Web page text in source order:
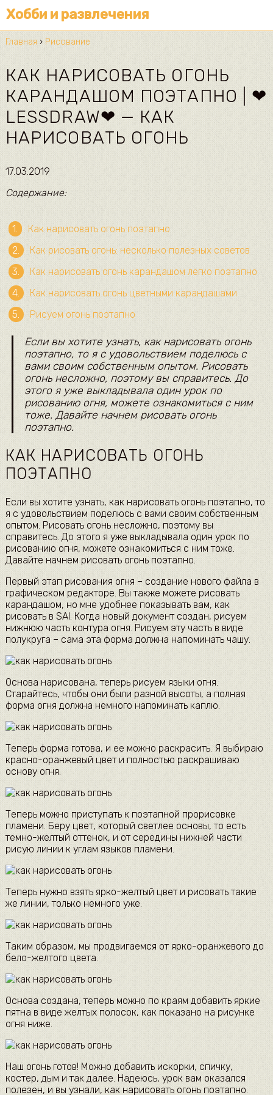
Хобби и развлечения
Главная › Рисование
КАК НАРИСОВАТЬ ОГОНЬ
КАРАНДАШОМ ПОЭТАПНО | ❤
LESSDRAW❤ — КАК
НАРИСОВАТЬ ОГОНЬ
17.03.2019
Содержание:
Как нарисовать огонь поэтапно
Как рисовать огонь: несколько полезных советов
Как нарисовать огонь карандашом легко поэтапно
Как нарисовать огонь цветными карандашами
Рисуем огонь поэтапно
Если вы хотите узнать, как нарисовать огонь
поэтапно, то я с удовольствием поделюсь с
вами своим собственным опытом. Рисовать
огонь несложно, поэтому вы справитесь. До
этого я уже выкладывала один урок по
рисованию огня, можете ознакомиться с ним
тоже. Давайте начнем рисовать огонь
поэтапно.
КАК НАРИСОВАТЬ ОГОНЬ
ПОЭТАПНО
Если вы хотите узнать, как нарисовать огонь поэтапно, то
я с удовольствием поделюсь с вами своим собственным
опытом. Рисовать огонь несложно, поэтому вы
справитесь. До этого я уже выкладывала один урок по
рисованию огня, можете ознакомиться с ним тоже.
Давайте начнем рисовать огонь поэтапно.
Первый этап рисования огня – создание нового файла в
графическом редакторе. Вы также можете рисовать
карандашом, но мне удобнее показывать вам, как
рисовать в SAI. Когда новый документ создан, рисуем
нижнюю часть контура огня. Рисуем эту часть в виде
полукруга – сама эта форма должна напоминать чашу.
Основа нарисована, теперь рисуем языки огня.
Старайтесь, чтобы они были разной высоты, а полная
форма огня должна немного напоминать каплю.
Теперь форма готова, и ее можно раскрасить. Я выбираю
красно-оранжевый цвет и полностью раскрашиваю
основу огня.
Теперь можно приступать к поэтапной прорисовке
пламени. Беру цвет, который светлее основы, то есть
темно-желтый оттенок, и от середины нижней части
рисую линии к углам языков пламени.
Теперь нужно взять ярко-желтый цвет и рисовать такие
же линии, только немного уже.
Таким образом, мы продвигаемся от ярко-оранжевого до
бело-желтого цвета.
Основа создана, теперь можно по краям добавить яркие
пятна в виде желтых полосок, как показано на рисунке
огня ниже.
Наш огонь готов! Можно добавить искорки, спичку,
костер, дым и так далее. Надеюсь, урок вам оказался
полезен, и вы узнали, как нарисовать огонь поэтапно.